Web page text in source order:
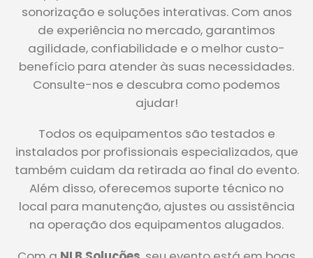
sonorização e soluções interativas. Com anos
de experiência no mercado, garantimos
agilidade, confiabilidade e o melhor custo-
benefício para atender às suas necessidades.
Consulte-nos e descubra como podemos
ajudar!
Todos os equipamentos são testados e
instalados por profissionais especializados, que
também cuidam da retirada ao final do evento.
Além disso, oferecemos suporte técnico no
local para manutenção, ajustes ou assistência
na operação dos equipamentos alugados.